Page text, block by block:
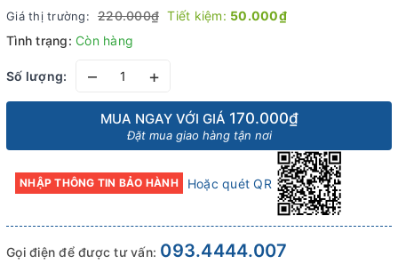
Giá thị trường: 220.000₫ Tiết kiệm: 50.000₫
Tình trạng: Còn hàng
Số lượng: – +
MUA NGAY VỚI GIÁ 170.000₫
Đặt mua giao hàng tận nơi
NHẬP THÔNG TIN BẢO HÀNH Hoặc quét QR
Gọi điện để được tư vấn: 093.4444.007